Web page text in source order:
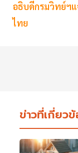
อธิบดีกรมวิทย์ฯแ
ไทย
ข่าวที่เกี่ยว